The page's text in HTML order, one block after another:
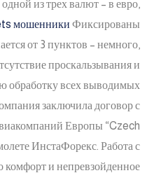
из трех валют – в евро,
мошенники Фиксированы
от 3 пунктов – немного,
проскальзывания и
обработку всех выводимых
заключила договор с
Европы “Czech
ИнстаФорекс. Работа с
комфорт и непревзойденное